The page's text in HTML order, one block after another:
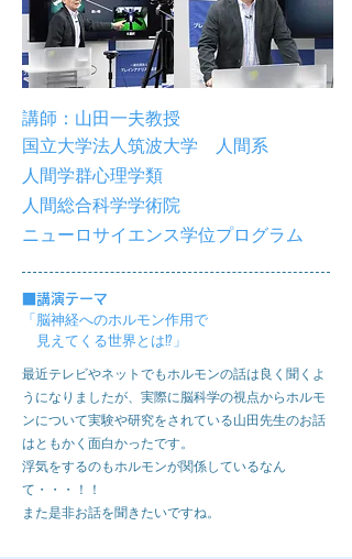
講師：山田一夫教授
国立大学法人筑波大学 人間系
人間学群心理学類
人間総合科学学術院
​ニューロサイエンス学位プログラム
講演テーマ
「脳神経へのホルモン作用で
​ 見えてくる世界とは⁉︎」
最近テレビやネットでもホルモンの話は良く聞くよ
うになりましたが、実際に脳科学の視点からホルモ
ンについて実験や研究をされている山田先生のお話
はともかく面白かったです。
​浮気をするのもホルモンが関係しているなん
て・・・！！
​また是非お話を聞きたいですね。